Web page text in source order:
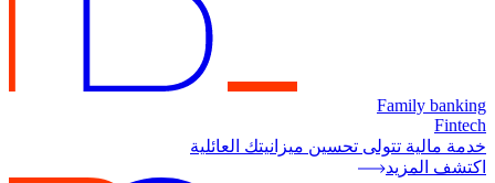
Family banking
Fintech
خدمة مالية تتولى تحسين ميزانيتك العائلية
اكتشف المزيد